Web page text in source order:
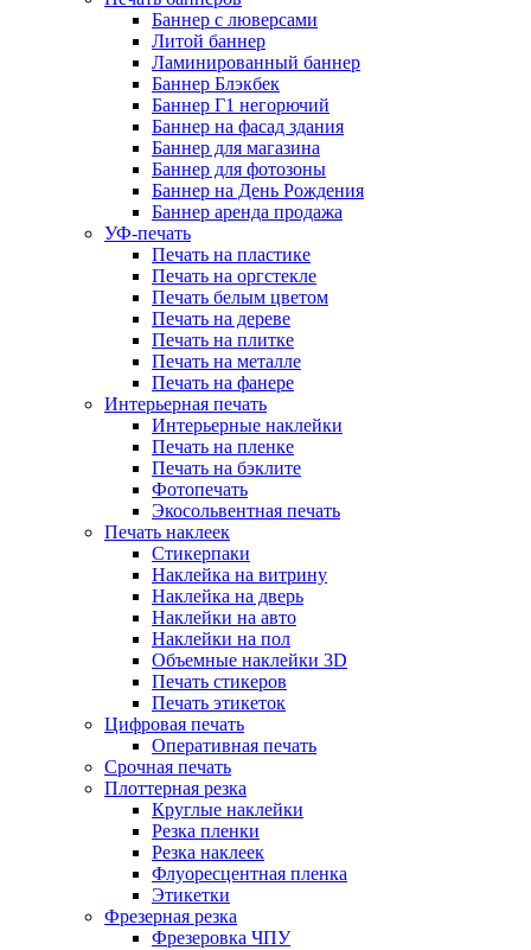
Баннер с люверсами
Литой баннер
Ламинированный баннер
Баннер Блэкбек
Баннер Г1 негорючий
Баннер на фасад здания
Баннер для магазина
Баннер для фотозоны
Баннер на День Рождения
Баннер аренда продажа
УФ-печать
Печать на пластике
Печать на оргстекле
Печать белым цветом
Печать на дереве
Печать на плитке
Печать на металле
Печать на фанере
Интерьерная печать
Интерьерные наклейки
Печать на пленке
Печать на бэклите
Фотопечать
Экосольвентная печать
Печать наклеек
Стикерпаки
Наклейка на витрину
Наклейка на дверь
Наклейки на авто
Наклейки на пол
Объемные наклейки 3D
Печать стикеров
Печать этикеток
Цифровая печать
Оперативная печать
Срочная печать
Плоттерная резка
Круглые наклейки
Резка пленки
Резка наклеек
Флуоресцентная пленка
Этикетки
Фрезерная резка
Фрезеровка ЧПУ